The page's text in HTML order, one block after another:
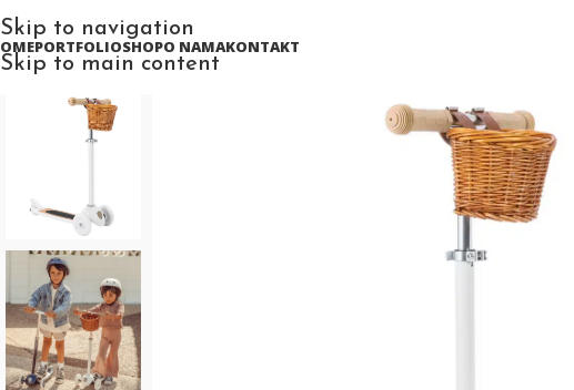
Skip to navigation
Skip to main content
PORTFOLIOSHOPO NAMAKONTAKT